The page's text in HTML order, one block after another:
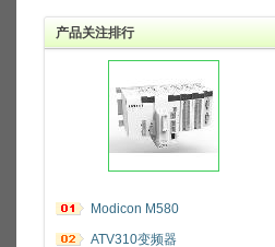
产品关注排行
Modicon M580
ATV310变频器